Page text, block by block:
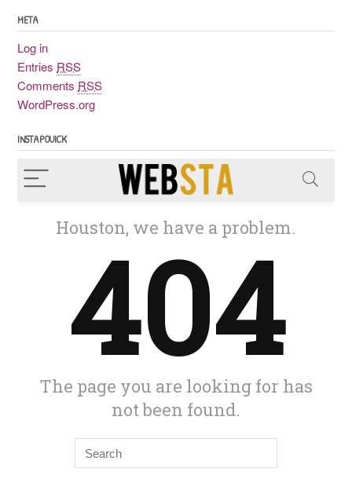
META
Log in
Entries RSS
Comments RSS
WordPress.org
INSTAPOUICK